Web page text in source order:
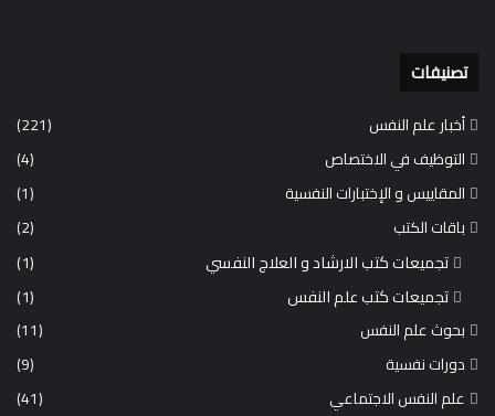
تصنيفات
أخبار علم النفس
(221)
التوظيف في الاختصاص
(4)
المقاييس و الإختبارات النفسية
(1)
باقات الكتب
(2)
تجميعات كتب الارشاد و العلاج النفسي
(1)
تجميعات كتب علم النفس
(1)
بحوث علم النفس
(11)
دورات نفسية
(9)
علم النفس الاجتماعي
(41)